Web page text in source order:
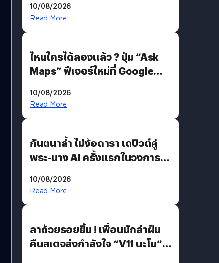
แทน
10/08/2026
Read More
ไหนใครได้ลองแล้ว ? ปุ่ม “Ask
Maps” ฟีเจอร์ใหม่ที่ Google
คุยกับแผนที่ได้แล้ว
10/08/2026
Read More
กันตนาล้ำ ไม่ง้อดารา เดบิวต์คู่
พระ-นาง AI ครั้งแรกในวงการ
10/08/2026
Read More
ลาด้วยรอยยิ้ม ! เพื่อนนักล่าฝัน
คืนสเตจส่งกำลังใจ “V11 นะโม”